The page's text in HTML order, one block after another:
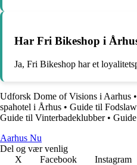
Har Fri Bikeshop i
Ja, Fri Bikeshop har et
Udforsk Dome of Visions i Aarhus •
spahotel i Århus • Guide til
Guide til Vinterbadeklubber•
Aarhus Nu
Del og vær venlig
X
Facebook Instagram